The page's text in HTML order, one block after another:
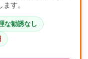
す。
な勧誘なし